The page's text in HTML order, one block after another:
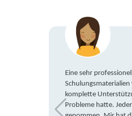
Eine sehr
komplette
Probleme hatte.